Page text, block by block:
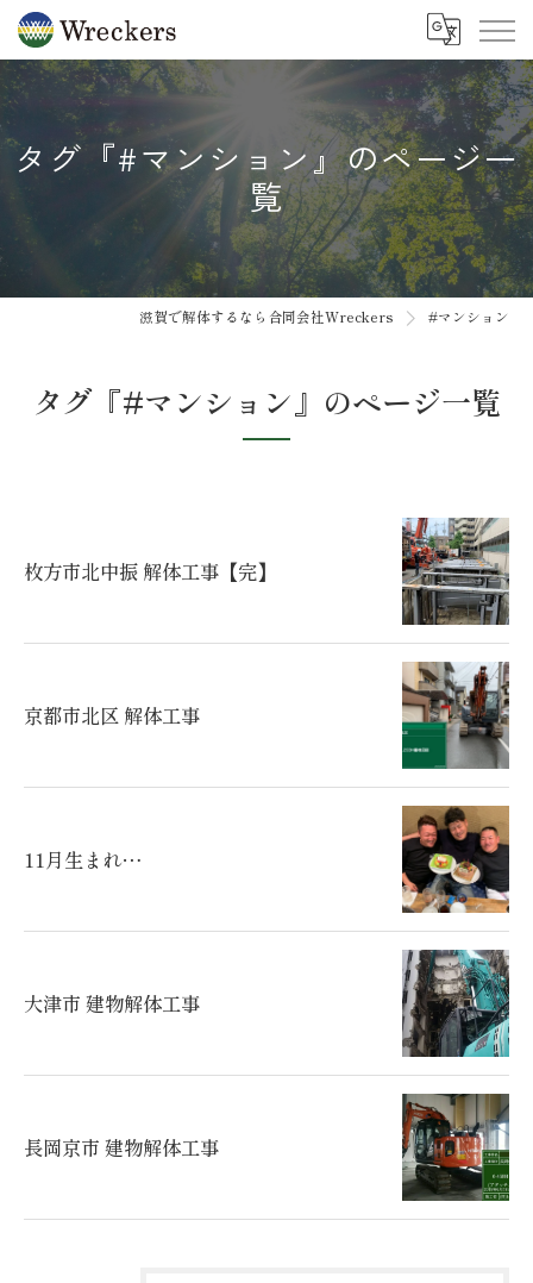
タグ『#マンション』のページ一
覧
滋賀で解体するなら合同会社Wreckers #マンション
タグ『#マンション』のページ一覧
枚方市北中振 解体工事【完】
京都市北区 解体工事
11月生まれ…
大津市 建物解体工事
長岡京市 建物解体工事